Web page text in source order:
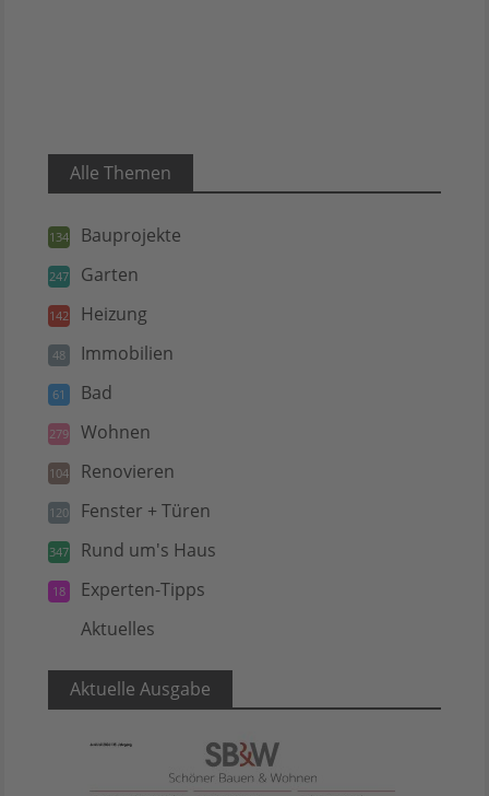
Alle Themen
134 Bauprojekte
247 Garten
142 Heizung
48 Immobilien
61 Bad
279 Wohnen
104 Renovieren
120 Fenster + Türen
347 Rund um's Haus
18 Experten-Tipps
Aktuelles
Aktuelle Ausgabe